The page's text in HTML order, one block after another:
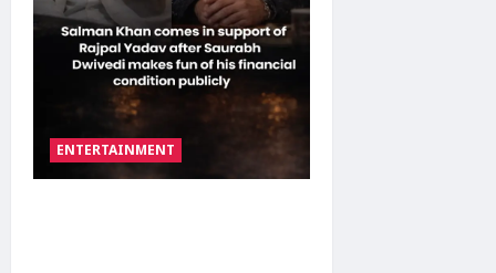
पलटी,
10
से
ज्यादा
घायल;
ड्राइवर
फरार
ENTERTAINMENT